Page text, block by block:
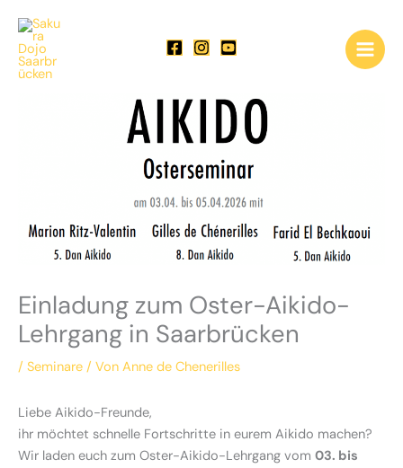
Inhalt
springen
Einladung zum Oster-Aikido-
Lehrgang in Saarbrücken
/ Seminare / Von Anne de Chenerilles
Liebe Aikido-Freunde,
ihr möchtet schnelle Fortschritte in eurem Aikido machen?
Wir laden euch zum Oster-Aikido-Lehrgang vom 03. bis